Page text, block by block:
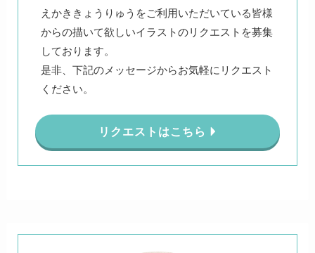
えかききょうりゅうをご利用いただいている皆様
からの描いて欲しいイラストのリクエストを募集
しております。
是非、下記のメッセージからお気軽にリクエスト
ください。
リクエストはこちら